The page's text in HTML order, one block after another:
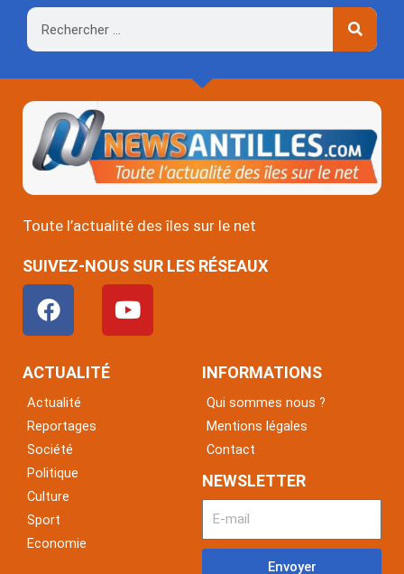
Rechercher
Toute l’actualité des îles sur le net
SUIVEZ-NOUS SUR LES RÉSEAUX
F
a
c
e
o
o
k
Y
o
u
ACTUALITÉ
Actualité
Reportages
Société
Politique
Culture
Sport
Economie
INFORMATIONS
Qui sommes nous ?
Mentions légales
Contact
NEWSLETTER
Envoyer